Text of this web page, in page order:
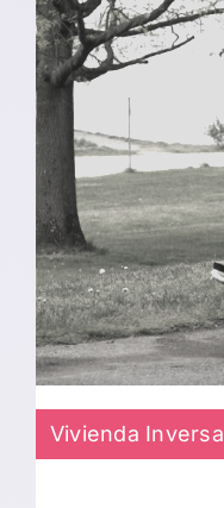
Vivienda Inversa